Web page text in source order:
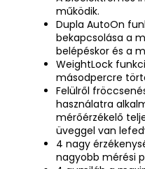
működik.
Dupla AutoOn
bekapcsolása a
belépéskor és a
WeightLock
másodpercre
Felülről
használatra
mérőérzékelő
üveggel van
4 nagy
nagyobb mérési